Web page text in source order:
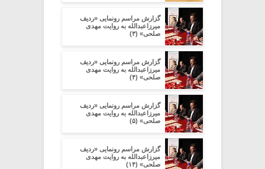
گزارش مراسم رونمایی «ردیف
میرزاعبدالله به روایت مهدی
صلحی» (۳)
گزارش مراسم رونمایی «ردیف
میرزاعبدالله به روایت مهدی
صلحی» (۴)
گزارش مراسم رونمایی «ردیف
میرزاعبدالله به روایت مهدی
صلحی» (۵)
گزارش مراسم رونمایی «ردیف
میرزاعبدالله به روایت مهدی
صلحی» (۱۴)